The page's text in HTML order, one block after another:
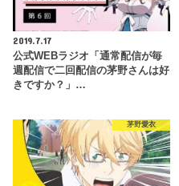
2019.7.17
公式WEBラジオ「通常配信が毎
週配信で二回配信の茅野さんは好
きですか？」…
茅野愛衣